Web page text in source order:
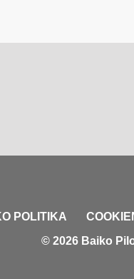
POLITIKA
© 2026 Baiko